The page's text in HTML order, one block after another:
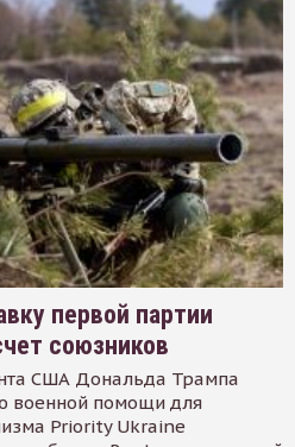
первой партии
союзников
США Дональда Трампа
военной помощи для
Priority Ukraine